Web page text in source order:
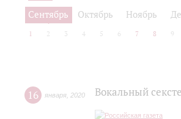
2024/25
2025/26
Сентябрь Октябрь Ноябрь
1 2 3 4 5 6 7 8 9
16 января 2020 Вокальный